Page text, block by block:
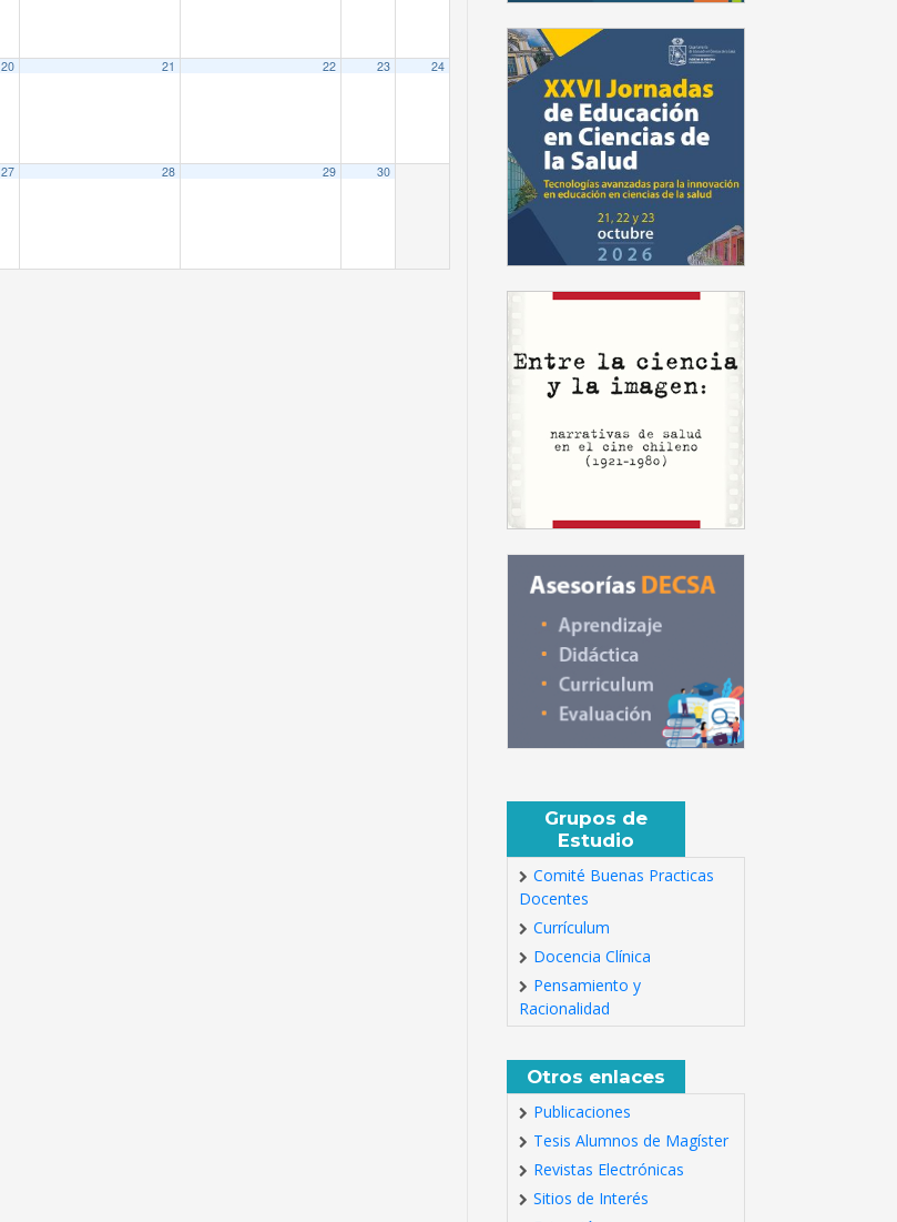
20 21 22 23 24
27 28 29 30
Grupos de
Estudio
Comité Buenas Practicas
Docentes
Currículum
Docencia Clínica
Pensamiento y
Racionalidad
Otros enlaces
Publicaciones
Tesis Alumnos de Magíster
Revistas Electrónicas
Sitios de Interés